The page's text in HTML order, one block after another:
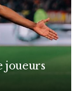
joueurs